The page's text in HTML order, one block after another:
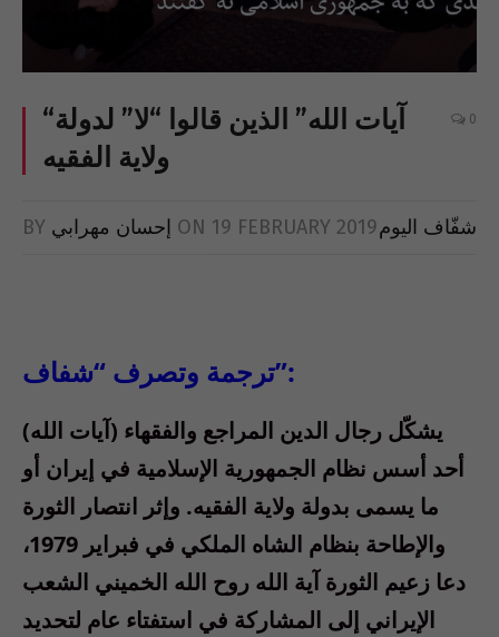
“آيات الله” الذين قالوا “لا” لدولة
ولاية الفقيه
0
BY إحسان مهرابي ON 19 FEBRUARY 2019شفّاف اليوم
ترجمة وتصرف “شفاف”:
يشكّل رجال الدين المراجع والفقهاء (آيات الله)
أحد أسس نظام الجمهورية الإسلامية في إيران أو
ما يسمى بدولة ولاية الفقيه. وإثر انتصار الثورة
والإطاحة بنظام الشاه الملكي في فبراير 1979،
دعا زعيم الثورة آية الله روح الله الخميني الشعب
الإيراني إلى المشاركة في استفتاء عام لتحديد